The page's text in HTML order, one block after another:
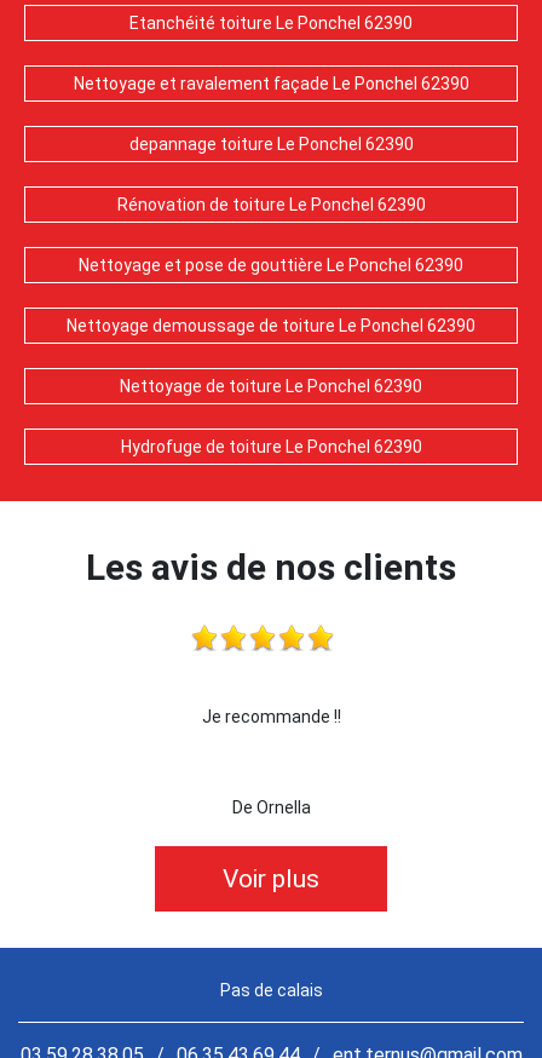
Etanchéité toiture Le Ponchel 62390
Nettoyage et ravalement façade Le Ponchel 62390
depannage toiture Le Ponchel 62390
Rénovation de toiture Le Ponchel 62390
Nettoyage et pose de gouttière Le Ponchel 62390
Nettoyage demoussage de toiture Le Ponchel 62390
Nettoyage de toiture Le Ponchel 62390
Hydrofuge de toiture Le Ponchel 62390
Les avis de nos clients
je recommande cette entreprise les
Voir plus
Pas de calais